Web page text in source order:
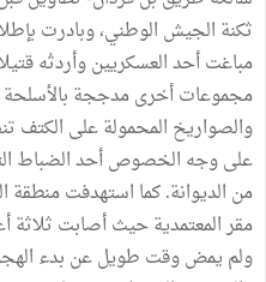
ثكنة الجيش الوطني، وبادرت
مباغت أحد العسكريين وأردتْه
مجموعات أخرى مدججة بالأسلحة
والصواريخ المحمولة على الكتف
على وجه الخصوص أحد الضباط
من الديوانة. كما استهدفت
مقر المعتمدية حيث أصابت ثلاثة
ولم يمض وقت طويل عن بدء